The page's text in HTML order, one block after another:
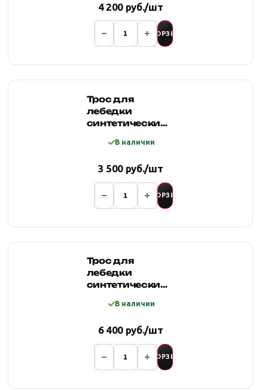
4 200 руб./шт
В КОРЗИНУ
Трос для
лебедки
синтетический
желтыйВ наличии
3 500 руб./шт
В КОРЗИНУ
Трос для
лебедки
синтетический
метров, желтый
В наличии
6 400 руб./шт
В КОРЗИНУ